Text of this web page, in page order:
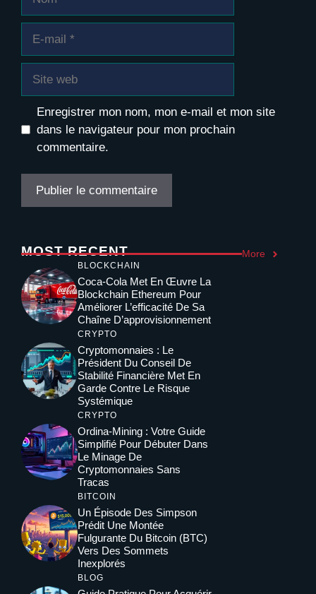
Enregistrer mon nom, mon e-mail et mon site
dans le navigateur pour mon prochain
commentaire.
MOST RECENT More
BLOCKCHAIN
Coca-Cola Met En Œuvre La
Blockchain Ethereum Pour
Améliorer L’efficacité De Sa
Chaîne D’approvisionnement
CRYPTO
Cryptomonnaies : Le
Président Du Conseil De
Stabilité Financière Met En
Garde Contre Le Risque
Systémique
CRYPTO
Ordina-Mining : Votre Guide
Simplifié Pour Débuter Dans
Le Minage De
Cryptomonnaies Sans
Tracas
BITCOIN
Un Épisode Des Simpson
Prédit Une Montée
Fulgurante Du Bitcoin (BTC)
Vers Des Sommets
Inexplorés
BLOG